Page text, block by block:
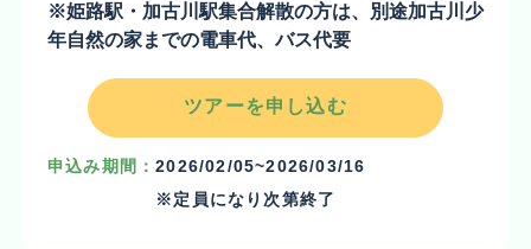
※姫路駅・加古川駅集合解散の方は、別途加古川少
年自然の家までの電車代、バス代要
ツアーを申し込む
申込み期間：2026/02/05~2026/03/16
※定員になり次第終了